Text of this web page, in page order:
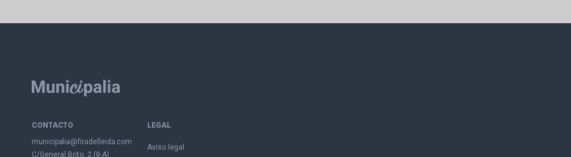
CONTACTO
municipalia@firadelleida.com
C/General Brito, 2 (8-A)
LEGAL
Aviso legal